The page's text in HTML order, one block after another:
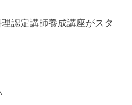
認定講師養成講座がスタ